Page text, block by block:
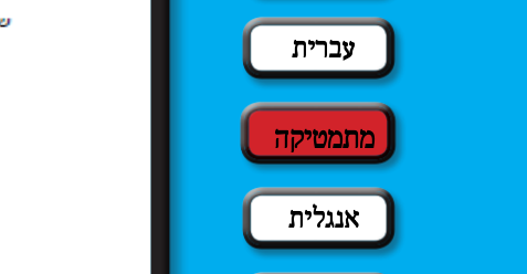
עברית
מתמטיקה
אנגלית